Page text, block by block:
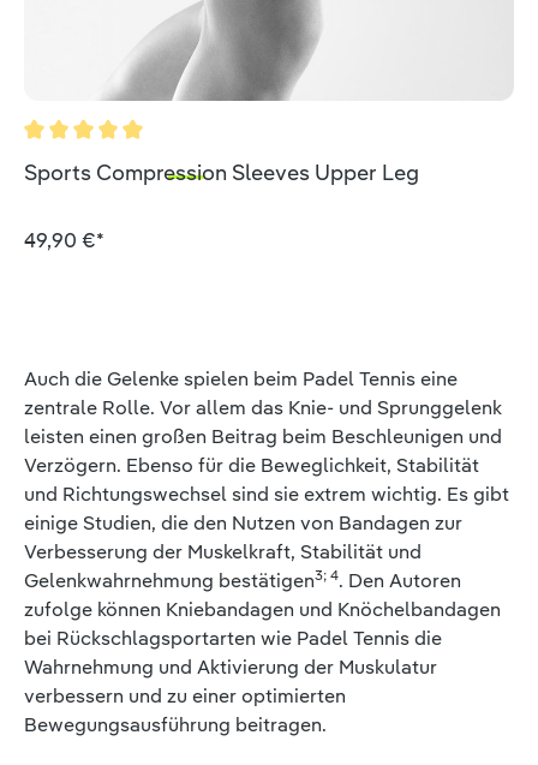
Durchschnittliche Bewertung von 5 von 5 Sternen
Sports Compression Sleeves Upper Leg
49,90 €*
Auch die Gelenke spielen beim Padel Tennis eine
zentrale Rolle. Vor allem das Knie- und Sprunggelenk
leisten einen großen Beitrag beim Beschleunigen und
Verzögern. Ebenso für die Beweglichkeit, Stabilität
und Richtungswechsel sind sie extrem wichtig. Es gibt
einige Studien, die den Nutzen von Bandagen zur
Verbesserung der Muskelkraft, Stabilität und
Gelenkwahrnehmung bestätigen3; 4. Den Autoren
zufolge können Kniebandagen und Knöchelbandagen
bei Rückschlagsportarten wie Padel Tennis die
Wahrnehmung und Aktivierung der Muskulatur
verbessern und zu einer optimierten
Bewegungsausführung beitragen.